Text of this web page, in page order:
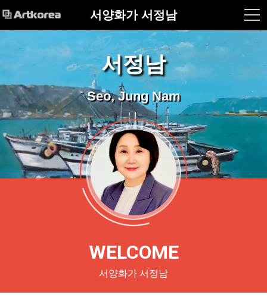
서양화가 서정남
서정남
Seo, Jung Nam
WELCOME
서양화가 서정남